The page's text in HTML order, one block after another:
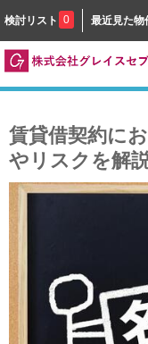
検討リスト 0 最近見た物
賃貸借契約に
やリスクを解